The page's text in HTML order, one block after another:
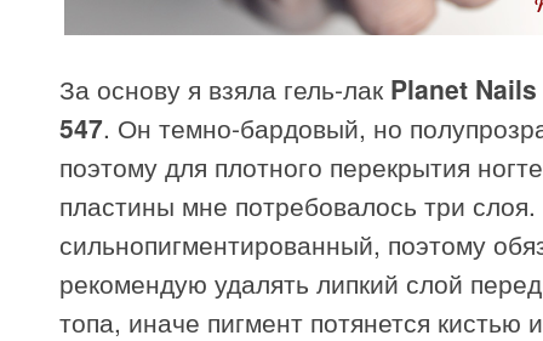
За основу я взяла гель-лак Planet
547. Он темно-бардовый, но
поэтому для плотного перекрытия
пластины мне потребовалось три слоя.
сильнопигментированный, поэтому
рекомендую удалять липкий слой
топа, иначе пигмент потянется кистью